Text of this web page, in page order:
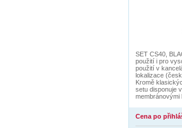
SET CS40,
použití i pro
použití v
lokalizace
Kromě
setu disponuje
membránovými
Cena po